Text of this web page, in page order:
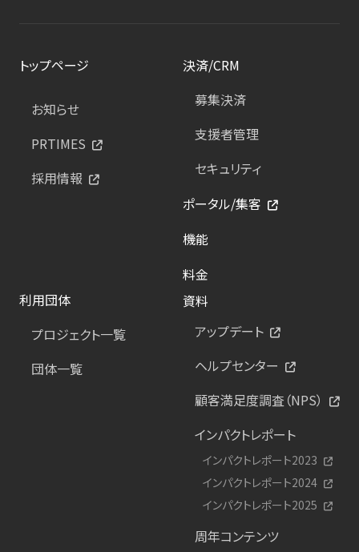
トップページ
お知らせ
PRTIMES
採用情報
決済/CRM
募集決済
支援者管理
セキュリティ
ポータル/集客
機能
料金
利用団体
プロジェクト一覧
団体一覧
資料
アップデート
ヘルプセンター
顧客満足度調査（NPS）
インパクトレポート
インパクトレポート2023
インパクトレポート2024
インパクトレポート2025
周年コンテンツ